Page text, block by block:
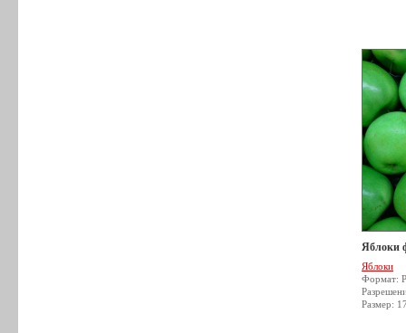
Яблоки
Яблоки
Формат:
Размер: